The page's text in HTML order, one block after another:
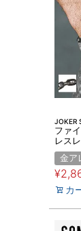
JOKER
ファ
レス
金ア
¥
カ